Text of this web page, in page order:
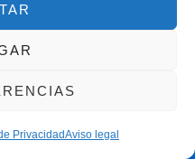
PrivacidadAviso legal
de 9h a 21h